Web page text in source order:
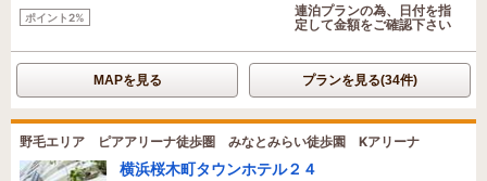
ポイント2%
連泊プランの為、日付を指
定して金額をご確認下さい
MAPを見る プランを見る(34件)
野毛エリア ピアアリーナ徒歩圏 みなとみらい徒歩園 Kアリーナ
横浜桜木町タウンホテル２４